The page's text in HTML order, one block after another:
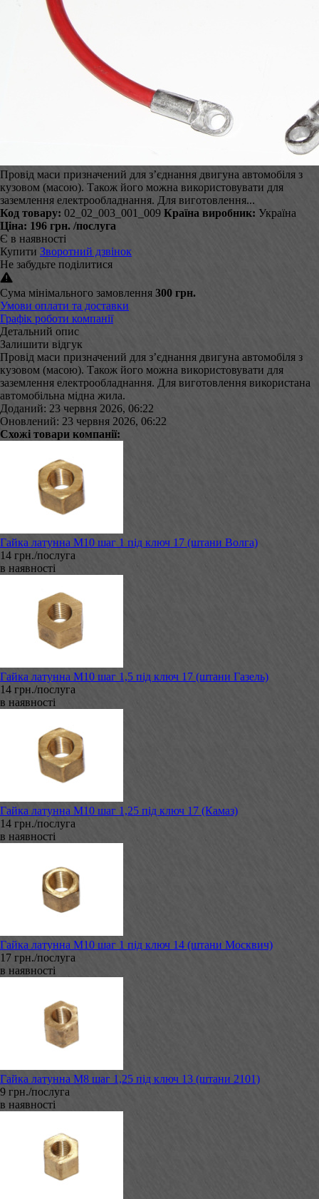
Провід маси призначений для з’єднання двигуна автомобіля з
кузовом (масою). Також його можна використовувати для
заземлення електрообладнання. Для виготовлення...
Код товару: 02_02_003_001_009 Країна виробник: Україна
Ціна: 196 грн. /послуга
Є в наявності
Купити Зворотний дзвінок
Не забудьте поділитися
Сума мінімального замовлення 300 грн.
Умови оплати та доставки
Графік роботи компанії
Детальний опис
Залишити відгук
Провід маси призначений для з’єднання двигуна автомобіля з
кузовом (масою). Також його можна використовувати для
заземлення електрообладнання. Для виготовлення використана
автомобільна мідна жила.
Доданий: 23 червня 2026, 06:22
Оновлений: 23 червня 2026, 06:22
Схожі товари компанії:
Гайка латунна М10 шаг 1 під ключ 17 (штани Волга)
14 грн./послуга
в наявності
Гайка латунна М10 шаг 1,5 під ключ 17 (штани Газель)
14 грн./послуга
в наявності
Гайка латунна М10 шаг 1,25 під ключ 17 (Камаз)
14 грн./послуга
в наявності
Гайка латунна М10 шаг 1 під ключ 14 (штани Москвич)
17 грн./послуга
в наявності
Гайка латунна М8 шаг 1,25 під ключ 13 (штани 2101)
9 грн./послуга
в наявності